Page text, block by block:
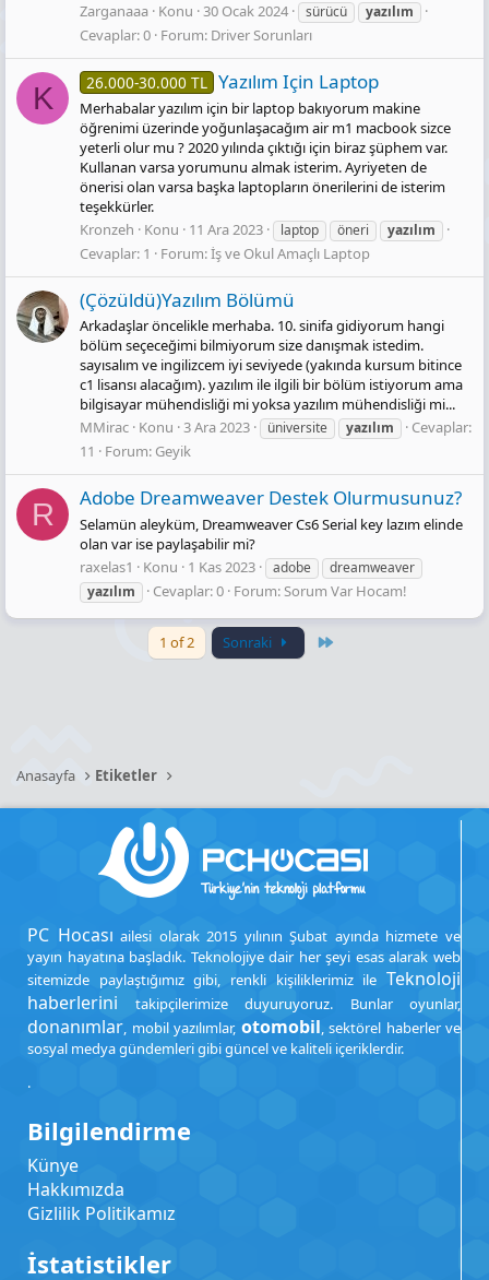
Zarganaaa Konu 30 Ocak 2024 sürücü yazılım
Cevaplar: 0 Forum: Driver Sorunları
K 26.000-30.000 TL Yazılım Için Laptop
Merhabalar yazılım için bir laptop bakıyorum makine
öğrenimi üzerinde yoğunlaşacağım air m1 macbook sizce
yeterli olur mu ? 2020 yılında çıktığı için biraz şüphem var.
Kullanan varsa yorumunu almak isterim. Ayriyeten de
önerisi olan varsa başka laptopların önerilerini de isterim
teşekkürler.
Kronzeh
Konu 11 Ara 2023 laptop öneri yazılım
Cevaplar: 1 Forum:İş ve Okul Amaçlı Laptop
(Çözüldü)Yazılım Bölümü
Arkadaşlar öncelikle merhaba. 10. sinifa gidiyorum hangi
bölüm seçeceğimi bilmiyorum size danışmak istedim.
sayısalım ve ingilizcem iyi seviyede (yakında kursum bitince
c1 lisansı alacağım). yazılım ile ilgili bir bölüm istiyorum ama
bilgisayar mühendisliği mi yoksa yazılım mühendisliği mi...
MMirac Konu 3 Ara 2023 üniversite yazılım
Cevaplar:
11
Forum: Geyik
R Adobe Dreamweaver Destek Olurmusunuz?
Selamün aleyküm, Dreamweaver Cs6 Serial key lazım elinde
olan var ise paylaşabilir mi?
raxelas1
Konu 1 Kas 2023 adobe
dreamweaver
yazılım
Cevaplar: 0 Forum:Sorum Var Hocam!
1 of 2 Sonraki
Anasayfa Etiketler
PC Hocası ailesi olarak 2015 yılının Şubat ayında hizmete ve
yayın hayatına başladık. Teknolojiye dair her şeyi esas alarak web
sitemizde paylaştığımız gibi, renkli kişiliklerimiz ile Teknoloji
haberlerini takipçilerimize duyuruyoruz. Bunlar oyunlar,
donanımlar, mobil yazılımlar, otomobil, sektörel haberler ve
sosyal medya gündemleri gibi güncel ve kaliteli içeriklerdir.
.
Bilgilendirme
Künye
Hakkımızda
Gizlilik Politikamız
İstatistikler